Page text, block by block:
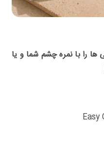
را با نمره چشم شما و یا